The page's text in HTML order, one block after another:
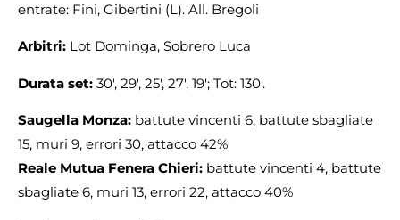
entrate: Fini, Gibertini (L). All. Bregoli
Arbitri: Lot Dominga, Sobrero Luca
Durata set: 30′, 29′, 25′, 27′, 19′; Tot: 130′.
Saugella Monza: battute vincenti 6, battute sbagliate
15, muri 9, errori 30, attacco 42%
Reale Mutua Fenera Chieri: battute vincenti 4, battute
sbagliate 6, muri 13, errori 22, attacco 40%